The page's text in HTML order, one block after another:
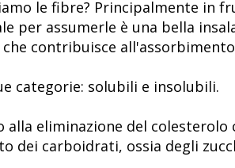
le fibre? Principalmente in
per assumerle è una bella
contribuisce
categorie: solubili e insolubili.
alla eliminazione del
dei carboidrati, ossia degli